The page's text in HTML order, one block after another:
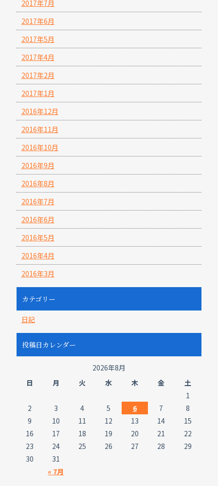
2017年7月
2017年6月
2017年5月
2017年4月
2017年2月
2017年1月
2016年12月
2016年11月
2016年10月
2016年9月
2016年8月
2016年7月
2016年6月
2016年5月
2016年4月
2016年3月
カテゴリー
日記
投稿日カレンダー
2026年8月
日
月 火 水 木 金 土
« 7月
1
2
3 4 5 6 7
8
9
10 11 12 13 14
15
16
17 18 19 20 21
22
23
24 25 26 27 28
29
30
31